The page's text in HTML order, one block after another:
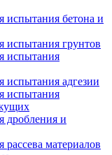
испытания бетона и
испытания грунтов
испытания
испытания адгезии
испытания
дробления и
рассева материалов